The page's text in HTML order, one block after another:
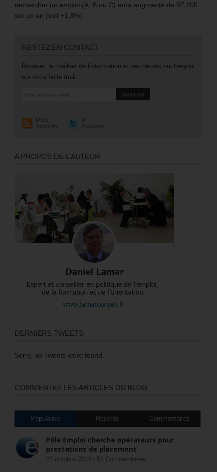
rechercher un emploi (A, B ou C) aura augmenté de 97 200
sur un an (soit +1,8%).
RESTEZ EN CONTACT
Recevez le meilleur de l'information et des débats sur l'emploi
sur votre boite mail.
RSS
Souscrire
0
Followers
A PROPOS DE L’AUTEUR
DERNIERS TWEETS
Sorry, no Tweets were found.
COMMENTEZ LES ARTICLES DU BLOG
Populaires Récents Commentaires
Pôle Emploi cherche opérateurs pour
prestations de placement
23 octobre 2014 - 52 Commentaires